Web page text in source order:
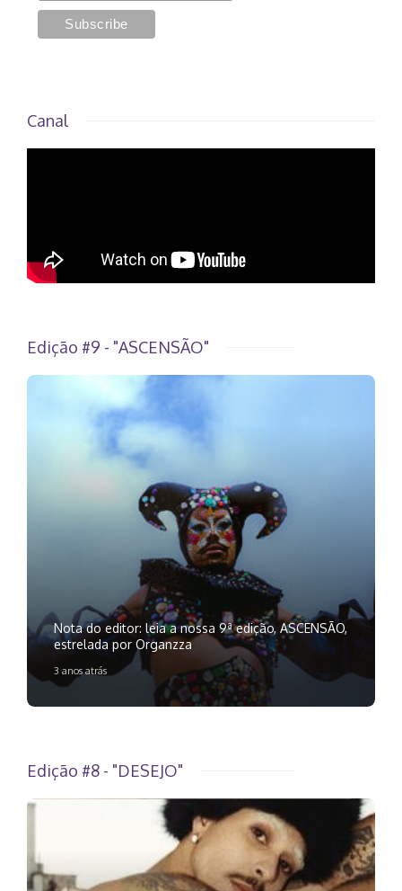
Canal
Edição #9 - "ASCENSÃO"
Nota do editor: leia a nossa 9ª edição, ASCENSÃO,
estrelada por Organzza
3 anos atrás
Edição #8 - "DESEJO"